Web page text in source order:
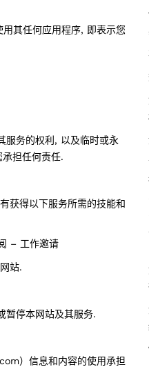
其任何应用程序, 即表示您
服务的权利, 以及临时或永
担任何责任.
获得以下服务所需的技能和
– 工作邀请
站.
暂停本网站及其服务.
）信息和内容的使用承担